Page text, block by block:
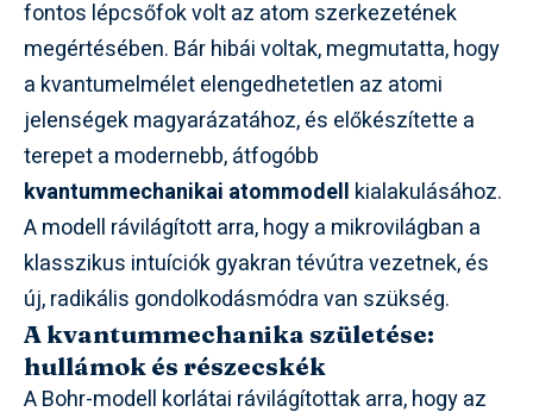
fontos lépcsőfok volt az atom szerkezetének
megértésében. Bár hibái voltak, megmutatta, hogy
a kvantumelmélet elengedhetetlen az atomi
jelenségek magyarázatához, és előkészítette a
terepet a modernebb, átfogóbb
kvantummechanikai atommodell kialakulásához.
A modell rávilágított arra, hogy a mikrovilágban a
klasszikus intuíciók gyakran tévútra vezetnek, és
új, radikális gondolkodásmódra van szükség.
A kvantummechanika születése:
hullámok és részecskék
A Bohr-modell korlátai rávilágítottak arra, hogy az